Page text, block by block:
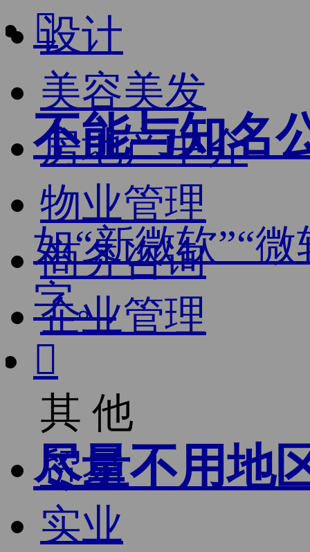
设计
美容美发
房地产中介
物业管理
商务咨询
企业管理
其 他
贸易
实业

不能与知名
如“新微软”“
字。

尽量不用地